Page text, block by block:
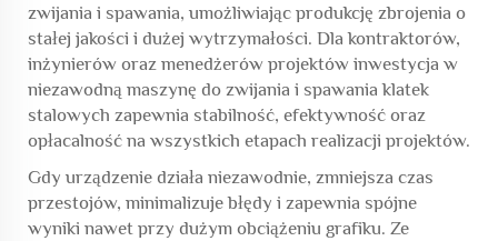
zwijania i spawania, umożliwiając produkcję zbrojenia o
stałej jakości i dużej wytrzymałości. Dla kontraktorów,
inżynierów oraz menedżerów projektów inwestycja w
niezawodną maszynę do zwijania i spawania klatek
stalowych zapewnia stabilność, efektywność oraz
opłacalność na wszystkich etapach realizacji projektów.
Gdy urządzenie działa niezawodnie, zmniejsza czas
przestojów, minimalizuje błędy i zapewnia spójne
wyniki nawet przy dużym obciążeniu grafiku. Ze